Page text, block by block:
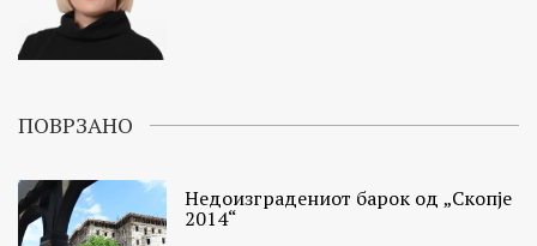
ПОВРЗАНО
Недоизградениот барок од „Скопје
2014“